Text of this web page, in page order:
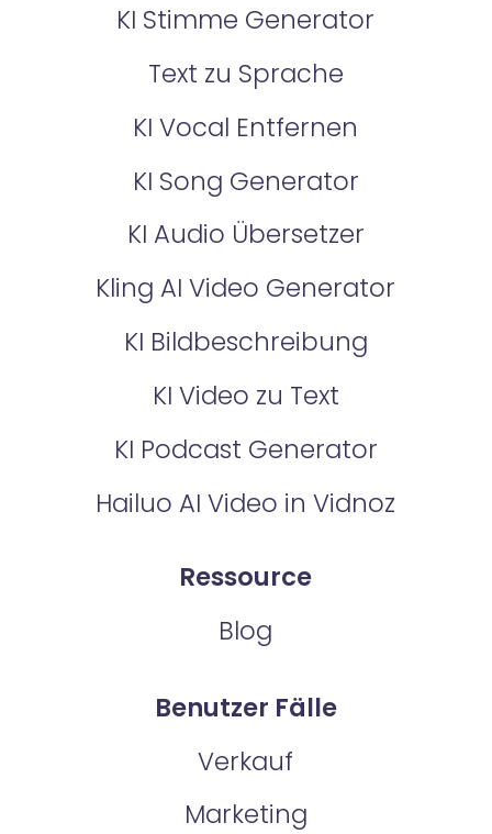
KI Stimme Generator
Text zu Sprache
KI Vocal Entfernen
KI Song Generator
KI Audio Übersetzer
Kling AI Video Generator
KI Bildbeschreibung
KI Video zu Text
KI Podcast Generator
Hailuo AI Video in Vidnoz
Ressource
Blog
Benutzer Fälle
Verkauf
Marketing